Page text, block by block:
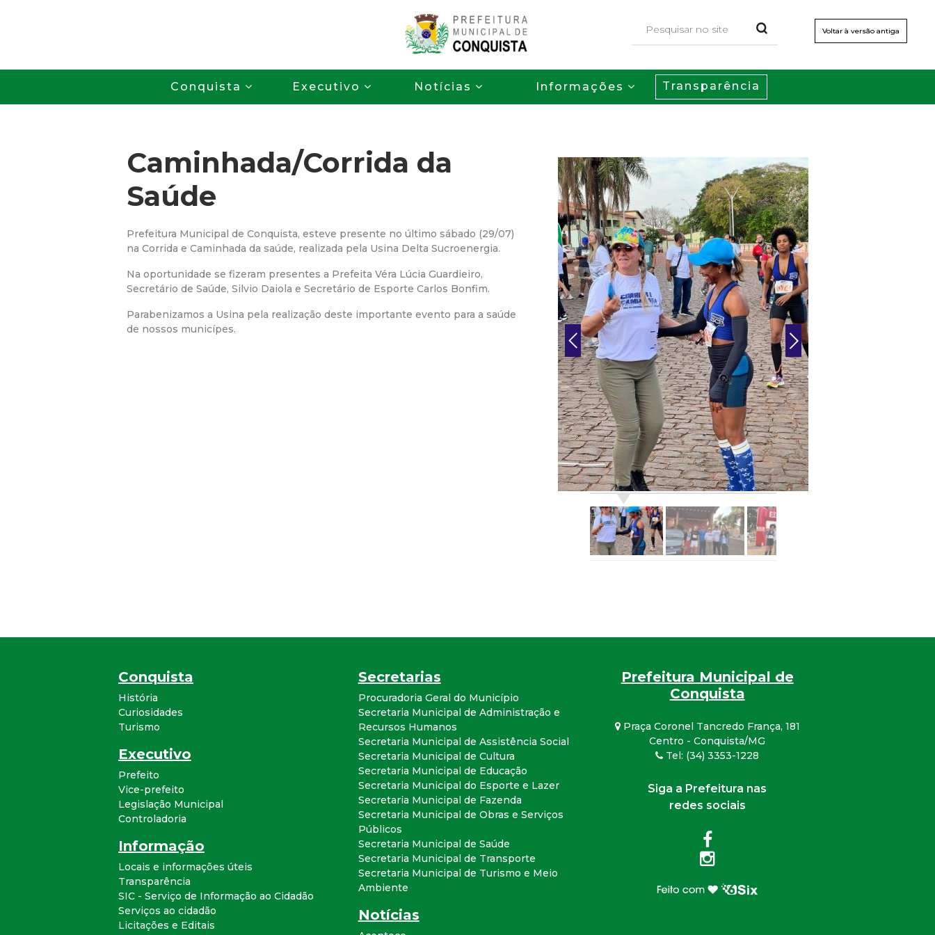
para
o
conteúdo
principal
Voltar à versão antiga
P
r
f
i
t
u
a
l
d
e
C
o
n
q
u
Conquista Executivo Notícias Informações Transparência
Caminhada/Corrida da
Saúde
Prefeitura Municipal de Conquista, esteve presente no último sábado (29/07)
na Corrida e Caminhada da saúde, realizada pela Usina Delta Sucroenergia.
Na oportunidade se fizeram presentes a Prefeita Véra Lúcia Guardieiro,
Secretário de Saúde, Silvio Daiola e Secretário de Esporte Carlos Bonfim.
Parabenizamos a Usina pela realização deste importante evento para a saúde
de nossos municípes.
Conquista
História
Curiosidades
Turismo
Executivo
Prefeito
Vice-prefeito
Legislação Municipal
Controladoria
Informação
Locais e informações úteis
Transparência
SIC - Serviço de Informação ao Cidadão
Serviços ao cidadão
Licitações e Editais
Secretarias
Procuradoria Geral do Município
Secretaria Municipal de Administração e
Recursos Humanos
Secretaria Municipal de Assistência Social
Secretaria Municipal de Cultura
Secretaria Municipal de Educação
Secretaria Municipal do Esporte e Lazer
Secretaria Municipal de Fazenda
Secretaria Municipal de Obras e Serviços
Públicos
Secretaria Municipal de Saúde
Secretaria Municipal de Transporte
Secretaria Municipal de Turismo e Meio
Ambiente
Notícias
Prefeitura Municipal de
Conquista
Praça Coronel Tancredo França, 181
Centro - Conquista/MG
Tel: (34) 3353-1228
Siga a Prefeitura nas
redes sociais